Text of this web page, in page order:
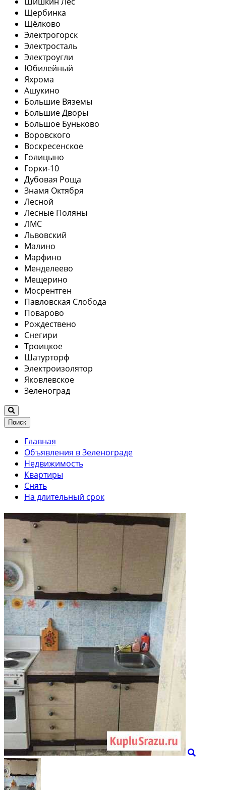
Щербинка
Щёлково
Электрогорск
Электросталь
Электроугли
Юбилейный
Яхрома
Ашукино
Большие Вяземы
Большие Дворы
Большое Буньково
Воровского
Воскресенское
Голицыно
Горки-10
Дубовая Роща
Знамя Октября
Лесной
Лесные Поляны
ЛМС
Львовский
Малино
Марфино
Менделеево
Мещерино
Мосрентген
Павловская Слобода
Поварово
Рождествено
Снегири
Троицкое
Шатурторф
Электроизолятор
Яковлевское
Зеленоград
Поиск
Главная
Объявления в Зеленограде
Недвижимость
Квартиры
Снять
На длительный срок